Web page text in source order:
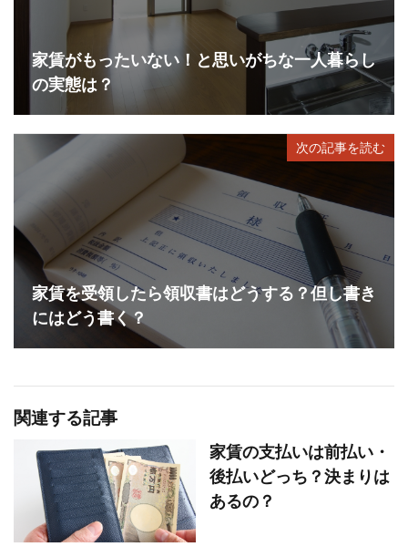
家賃がもったいない！と思いがちな一人暮らし
の実態は？
次の記事を読む
家賃を受領したら領収書はどうする？但し書き
にはどう書く？
関連する記事
家賃の支払いは前払い・
後払いどっち？決まりは
あるの？